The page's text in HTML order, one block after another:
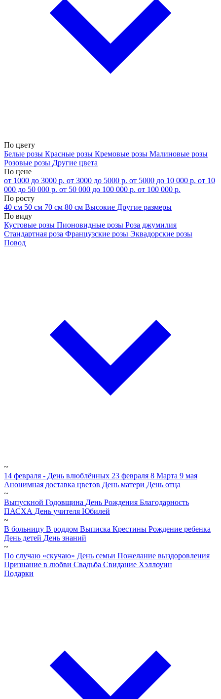
По цвету
Белые розы Красные розы Кремовые розы Малиновые розы
Розовые розы Другие цвета
По цене
от 1000 до 3000 р. от 3000 до 5000 р. от 5000 до 10 000 р. от 10
000 до 50 000 р. от 50 000 до 100 000 р. от 100 000 р.
По росту
40 см 50 см 70 см 80 см Высокие Другие размеры
По виду
Кустовые розы Пионовидные розы Роза джумилия
Стандартная роза Французские розы Эквадорские розы
Повод
~
14 февраля - День влюблённых 23 февраля 8 Марта 9 мая
Анонимная доставка цветов День матери День отца
~
Выпускной Годовщина День Рождения Благодарность
ПАСХА День учителя Юбилей
~
В больницу В роддом Выписка Крестины Рождение ребенка
День детей День знаний
~
По случаю «скучаю» День семьи Пожелание выздоровления
Признание в любви Свадьба Свидание Хэллоуин
Подарки